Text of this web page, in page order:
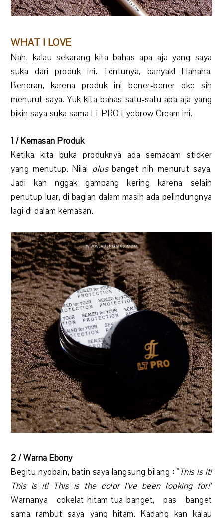
WHAT I LOVE
Nah, kalau sekarang kita bahas apa aja yang saya
suka dari produk ini. Tentunya, banyak! Hahaha.
Beneran, karena produk ini bener-bener oke sih
menurut saya. Yuk kita bahas satu-satu apa aja yang
bikin saya suka sama LT PRO Eyebrow Cream ini.
1 / Kemasan Produk
Ketika kita buka produknya ada semacam sticker
yang menutup. Nilai plusbanget nih menurut saya.
Jadi kan nggak gampang kering karena selain
penutup luar, di bagian dalam masih ada pelindungnya
lagi di dalam kemasan.
2 / Warna Ebony
Begitu nyobain, batin saya langsung bilang : "This is it!
This is it! This is the color I've been looking for!"
Warnanya cokelat-hitam-tua-banget, pas banget
sama rambut saya yang hitam. Kadang kan kalau